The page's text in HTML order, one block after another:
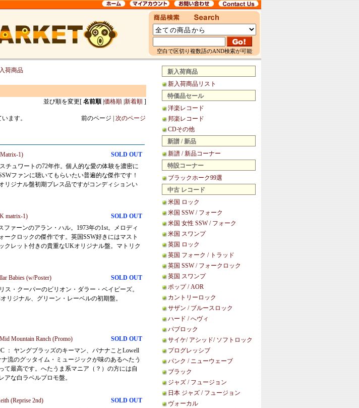
空白で区切り複数語のAND検索が可能
新入荷商品
新入荷商品リスト
特価品セール
洋楽レコード
邦楽レコード
CDその他
新譜 / 新品
新譜 / 新品コーナー
特設コーナー
ブラックホーク99選
中古 レコード
米国 ロック
米国 SSW / フォーク
米国 女性 SSW / フォーク
米国 スワンプ
英国 ロック
英国 フォーク / トラッド
英国 SSW / フォークロック
英国 スワンプ
ポップ / AOR
カントリーロック
サザン / ブルースロック
ハード / へヴィ
パブロック
サイケ/ アシッド/ ソフトロック
プログレッシブ
パンク / ニューウェーブ
ブラック
ジャズ / フュージョン
日本 ジャズ / フュージョン
ヴォーカル
荷商品
並び順を変更[ 名前順 価格順 新着順 ]
ます。 前のページ | 次のページ
SOLD OUT
1)
チュワートの72年作。個人的な愛の体験を濃密に
ファンに聴いてもらいたい普遍的な傑作です！
リジナル盤初期プレス品ですがコンディションい
SOLD OUT
matrix-1)
ファーンのアラン・ハル。1973年の1st。メロディ
ークロックの傑作です。英国SSW好きにはマスト
クレット付きの貴重なUKオリジナル盤。マトリク
SOLD OUT
Babies (w/Poster)
ス・クーパーのビリオン・ダラー・ベイビーズ。
リジナル、グリーン・レーベルの初期盤。
SOLD OUT
Mountain Ranch (Promo)
： ヤングブラッズのキーマン、バナナことLowell
流のグッタイム・ミュージックが味のあるへたう
て最高です。へたうま系マニア（？）の方には自
アな白ラベルプロモ盤。
SOLD OUT
(Reprise 2nd)